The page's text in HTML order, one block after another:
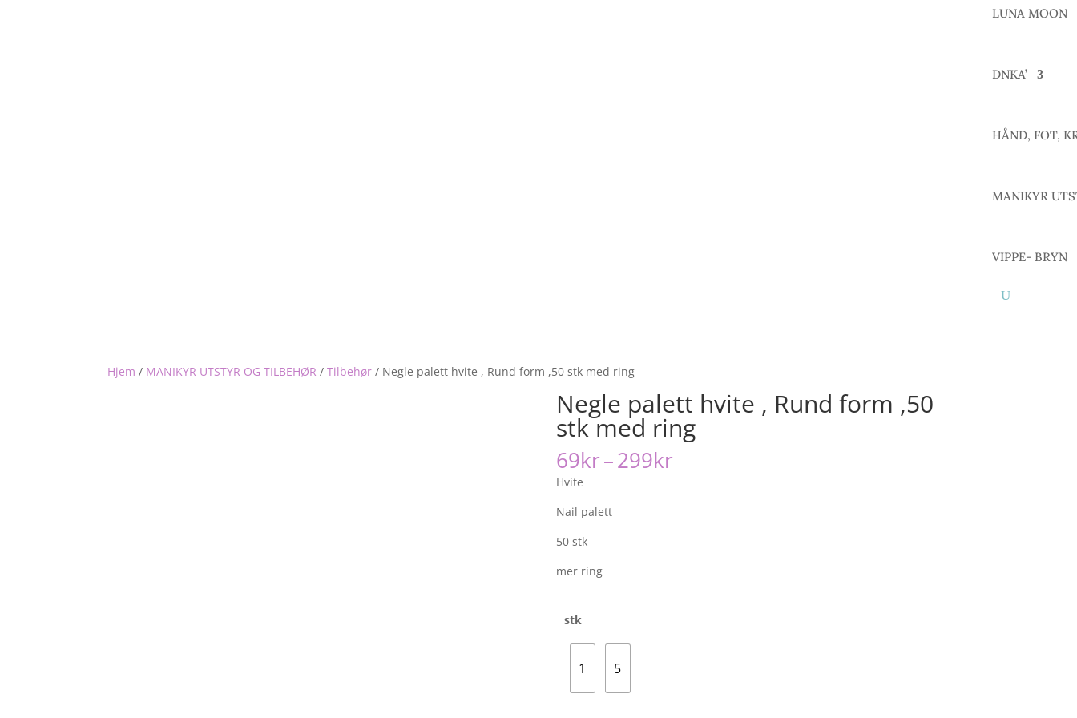
LUNA MOON
DNKA’
HÅND, FOT,
MANIKYR
VIPPE- BRYN
Hjem / MANIKYR UTSTYR OG TILBEHØR /Tilbehør / Negle palett hvite , Rund form ,50 stk med ring
Negle palett hvite , Rund form ,50
stk med ring
69kr–299krPrisområde:
Hvite
Nail palett
50 stk
mer ring
stk
1 5